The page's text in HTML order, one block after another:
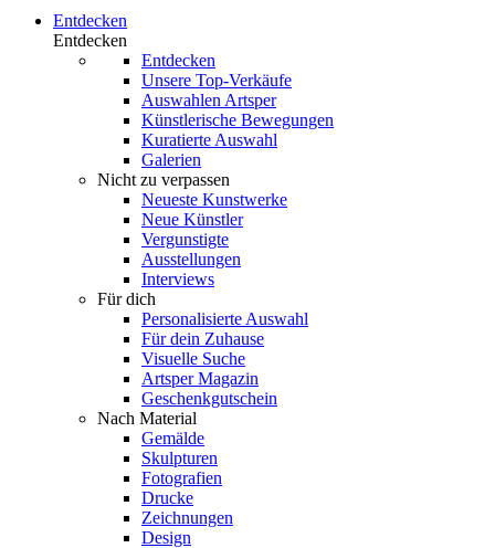
Entdecken
Entdecken
Entdecken
Unsere Top-Verkäufe
Auswahlen Artsper
Künstlerische Bewegungen
Kuratierte Auswahl
Galerien
Nicht zu verpassen
Neueste Kunstwerke
Neue Künstler
Vergunstigte
Ausstellungen
Interviews
Für dich
Personalisierte Auswahl
Für dein Zuhause
Visuelle Suche
Artsper Magazin
Geschenkgutschein
Nach Material
Gemälde
Skulpturen
Fotografien
Drucke
Zeichnungen
Design